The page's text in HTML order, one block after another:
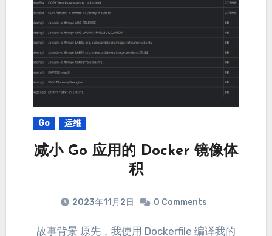
Go 运维
减小 Go 应用的 Docker 镜像体
积
2023年11月2日 0 Comments
故事背景 原先，我使用 Dockerfile 编译我的